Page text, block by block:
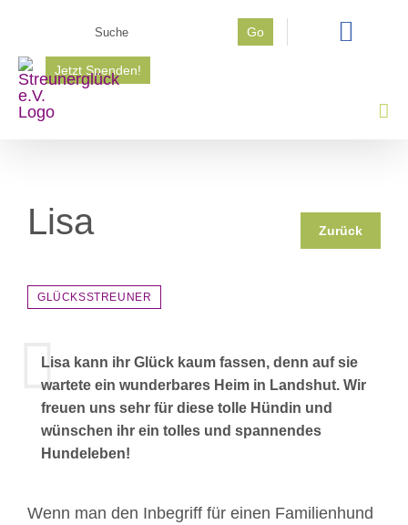
springen
Go
Jetzt Spenden!
Lisa Zurück
GLÜCKSSTREUNER
Lisa kann ihr Glück kaum fassen, denn auf sie
wartete ein wunderbares Heim in Landshut. Wir
freuen uns sehr für diese tolle Hündin und
wünschen ihr ein tolles und spannendes
Hundeleben!
Wenn man den Inbegriff für einen Familienhund